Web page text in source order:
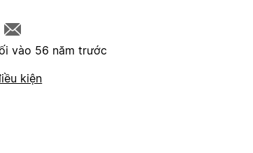
vào 56 năm trước
kiện